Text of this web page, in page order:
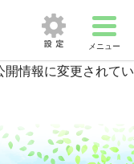
メニュー
開情報に変更されてい